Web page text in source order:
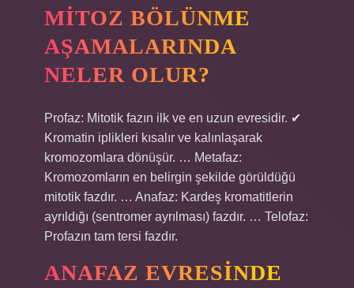
MITOZ BÖLÜNME
AŞAMALARINDA
NELER OLUR?
Profaz: Mitotik fazın ilk ve en uzun evresidir. ✔
Kromatin iplikleri kısalır ve kalınlaşarak
kromozomlara dönüşür. … Metafaz:
Kromozomların en belirgin şekilde görüldüğü
mitotik fazdır. … Anafaz: Kardeş kromatitlerin
ayrıldığı (sentromer ayrılması) fazdır. … Telofaz:
Profazın tam tersi fazdır.
ANAFAZ EVRESINDE